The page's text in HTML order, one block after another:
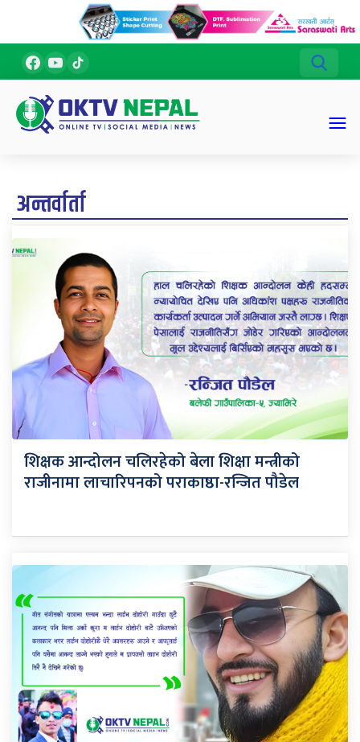
अन्तर्वार्ता
शिक्षक आन्दोलन चलिरहेको बेला शिक्षा मन्त्रीको
राजीनामा लाचारिपनको पराकाष्ठा-रन्जित पौडेल